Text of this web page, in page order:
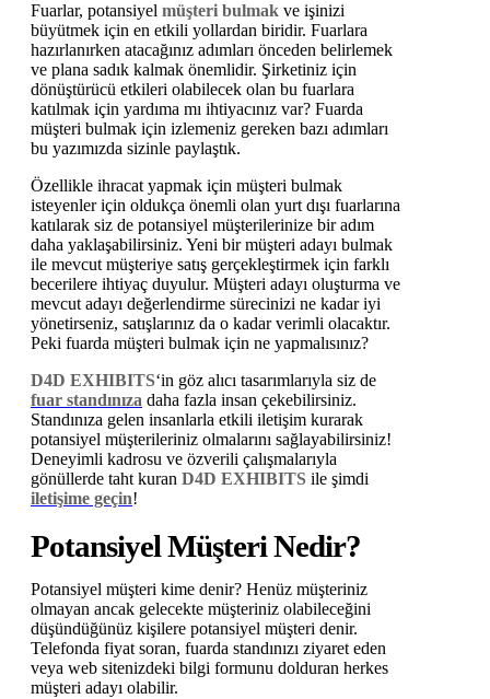
Fuarlar, potansiyel müşteri bulmak ve işinizi
büyütmek için en etkili yollardan biridir. Fuarlara
hazırlanırken atacağınız adımları önceden belirlemek
ve plana sadık kalmak önemlidir. Şirketiniz için
dönüştürücü etkileri olabilecek olan bu fuarlara
katılmak için yardıma mı ihtiyacınız var? Fuarda
müşteri bulmak için izlemeniz gereken bazı adımları
bu yazımızda sizinle paylaştık.
Özellikle ihracat yapmak için müşteri bulmak
isteyenler için oldukça önemli olan yurt dışı fuarlarına
katılarak siz de potansiyel müşterilerinize bir adım
daha yaklaşabilirsiniz. Yeni bir müşteri adayı bulmak
ile mevcut müşteriye satış gerçekleştirmek için farklı
becerilere ihtiyaç duyulur. Müşteri adayı oluşturma ve
mevcut adayı değerlendirme sürecinizi ne kadar iyi
yönetirseniz, satışlarınız da o kadar verimli olacaktır.
Peki fuarda müşteri bulmak için ne yapmalısınız?
D4D EXHIBITS‘in göz alıcı tasarımlarıyla siz de
fuar standınıza daha fazla insan çekebilirsiniz.
Standınıza gelen insanlarla etkili iletişim kurarak
potansiyel müşterileriniz olmalarını sağlayabilirsiniz!
Deneyimli kadrosu ve özverili çalışmalarıyla
gönüllerde taht kuran D4D EXHIBITS ile şimdi
iletişime geçin!
Potansiyel Müşteri Nedir?
Potansiyel müşteri kime denir? Henüz müşteriniz
olmayan ancak gelecekte müşteriniz olabileceğini
düşündüğünüz kişilere potansiyel müşteri denir.
Telefonda fiyat soran, fuarda standınızı ziyaret eden
veya web sitenizdeki bilgi formunu dolduran herkes
müşteri adayı olabilir.